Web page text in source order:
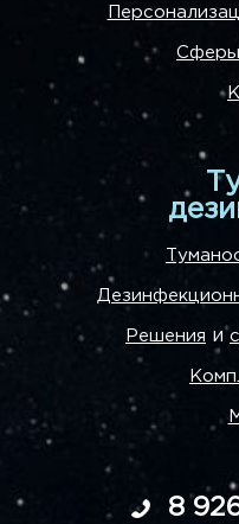
Сферы
Решения и
8